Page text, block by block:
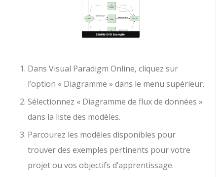
Dans Visual Paradigm Online, cliquez sur
l’option « Diagramme » dans le menu supérieur.
Sélectionnez « Diagramme de flux de données »
dans la liste des modèles.
Parcourez les modèles disponibles pour
trouver des exemples pertinents pour votre
projet ou vos objectifs d’apprentissage.